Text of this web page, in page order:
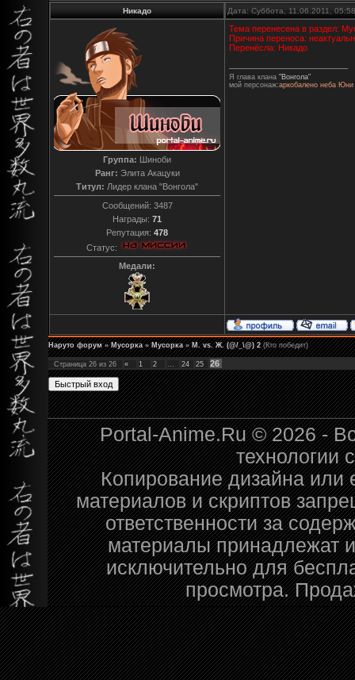
Никадо Дата: Суббота, 11.06.2011,
Группа: Шиноби
Ранг: Элита Акацуки
Титул: Лидер клана "Вонгола"
Сообщений: 3487
Награды: 71
Репутация: 478
Статус:
Медали:
Тема перенесена в раздел:
Причина переноса:
Перенёсла: Никадо
Я глава клана "Вонгола"
мой персонаж:аркобалено неба Юни
Наруто форум » Мусорка » Мусорка » М. vs. Ж. (@/_\@) 2 (Кто победит)
Страница 26 из 26 « 1 2 24 25 26
Portal-Anime.Ru © 2026 -
технологии
Копирование дизайна или
материалов и скриптов
ответственности за
материалы принадлежат
исключительно для
просмотра.